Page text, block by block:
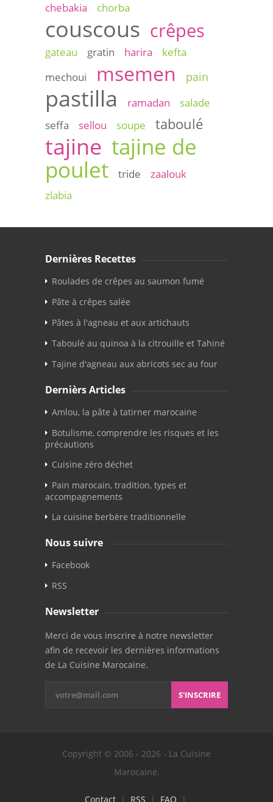
chebakia
chorba
couscous crêpes
gateau gratin harira
kefta
mechoui
msemen pain
pastilla ramadan
salade
seffa
sellou soupe taboulé
tajine tajine de
poulet
tride
zaalouk
zlabia
Dernières Recettes
Roulades de crêpes au saumon fumé
Pâte à crêpes salée
Pâtes à l'agneau et aux artichauts
Taboulé au quinoa à la citrouille et Tahiné
Tajine d'agneau aux abricots sec au four
Dernièrs Articles
Amlou, la pâte à tatirner marocaine
Botulisme, comprendre les risques et les
précautions
Cuisine zéro déchet
Pain marocain, tradition, types et
accompagnements
La cuisine berbère traditionnelle
Nous suivre
Facebook
RSS
Newsletter
Merci de vous inscrire à notre newsletter
afin de recevoir les dernières informations
de La Cuisine Marocaine.
S'INSCRIRE
Copyright © 2006 - 2026 - La Cuisine
Marocaine.
Contact| RSS | FAQ |